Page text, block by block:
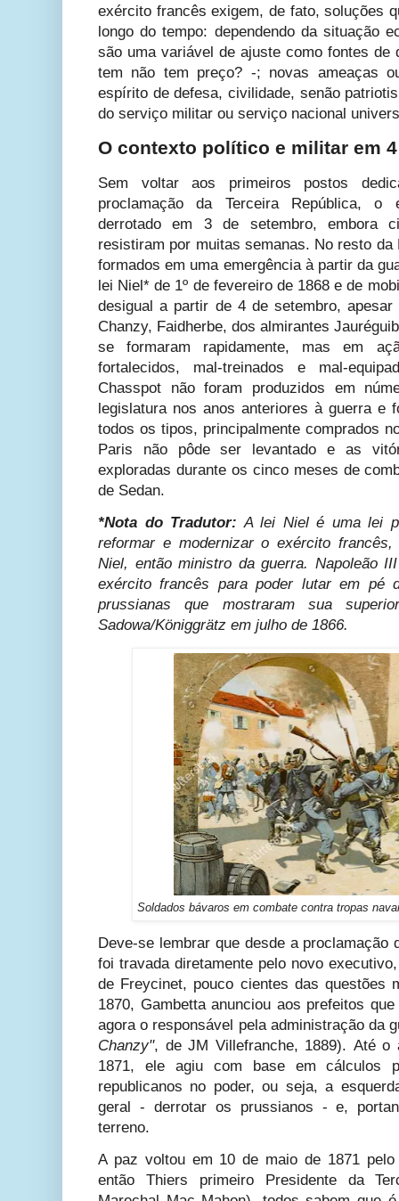
exército francês exigem, de fato, soluções
longo do tempo: dependendo da situação
são uma variável de ajuste como fontes de
tem não tem preço? -; novas ameaças
espírito de defesa, civilidade, senão
do serviço militar ou serviço nacional
O contexto político e militar em
Sem voltar aos primeiros postos
proclamação da Terceira República, o
derrotado em 3 de setembro, embora
resistiram por muitas semanas. No resto
formados em uma emergência à partir da
lei Niel* de 1º de fevereiro de 1868 e de
desigual a partir de 4 de setembro,
Chanzy, Faidherbe, dos almirantes
se formaram rapidamente, mas em
fortalecidos, mal-treinados e mal-
Chasspot não foram produzidos em
legislatura nos anos anteriores à guerra e
todos os tipos, principalmente comprados
Paris não pôde ser levantado e as
exploradas durante os cinco meses de
de Sedan.
*Nota do Tradutor: A lei Niel é uma lei
reformar e modernizar o exército
Niel, então ministro da guerra. Napoleão
exército francês para poder lutar em pé
prussianas que mostraram sua
Sadowa/Königgrätz em julho de 1866.
Soldados bávaros em combate contra tropas
Deve-se lembrar que desde a proclamação
foi travada diretamente pelo novo
de Freycinet, pouco cientes das questões
1870, Gambetta anunciou aos prefeitos
agora o responsável pela administração da
Chanzy", de JM Villefranche, 1889). Até
1871, ele agiu com base em cálculos
republicanos no poder, ou seja, a
geral - derrotar os prussianos - e,
terreno.
A paz voltou em 10 de maio de 1871
então Thiers primeiro Presidente da